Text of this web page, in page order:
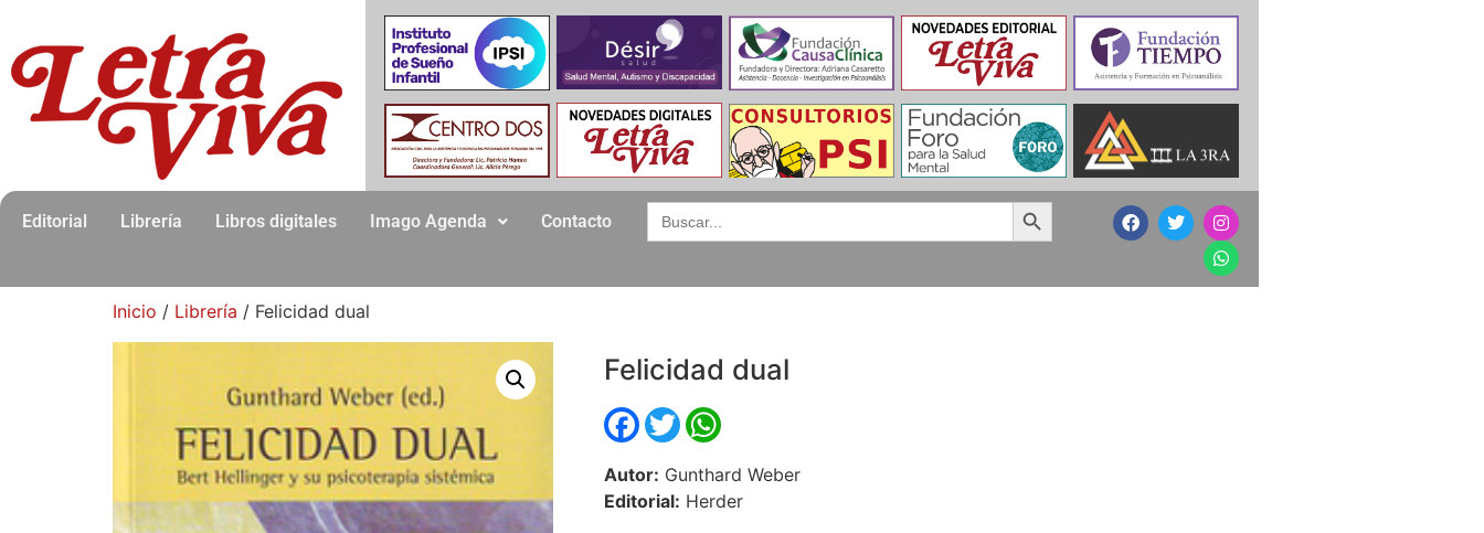
Editorial Librería Libros digitales Imago Agenda Contacto
Search
for:
Search Button
Inicio / Librería / Felicidad dual
Felicidad dual
Facebook
TwitterWhatsApp
Autor: Gunthard Weber
Editorial: Herder